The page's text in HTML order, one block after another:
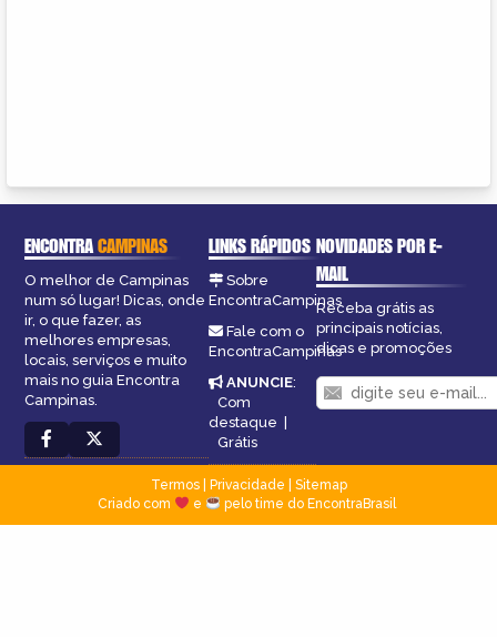
ENCONTRACAMPINAS
O melhor de Campinas
num só lugar! Dicas, onde
ir, o que fazer, as
melhores empresas,
locais, serviços e muito
mais no guia Encontra
Campinas.
LINKS RÁPIDOS
Sobre
EncontraCampinas
Fale com o
EncontraCampinas
ANUNCIE:
Com
destaque |
Grátis
NOVIDADES POR E-
MAIL
Receba grátis as
principais notícias,
dicas e promoções
Termos| Privacidade
Sitemap
Criado com
e pelo time do EncontraBrasil